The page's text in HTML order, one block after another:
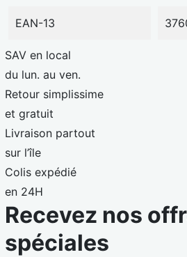
EAN-13
SAV en local
du lun. au ven.
Retour simplissime
et gratuit
Livraison partout
sur l’île
Colis expédié
en 24H
Recevez nos
spéciales